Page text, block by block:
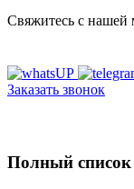
Свяжитесь с нашей
Заказать звонок
Полный